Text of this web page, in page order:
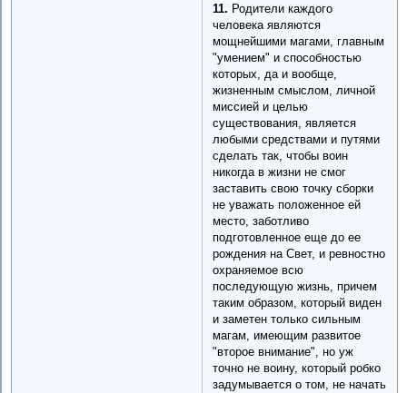
11. Родители каждого
человека являются
мощнейшими магами, главным
"умением" и способностью
которых, да и вообще,
жизненным смыслом, личной
миссией и целью
существования, является
любыми средствами и путями
сделать так, чтобы воин
никогда в жизни не смог
заставить свою точку сборки
не уважать положенное ей
место, заботливо
подготовленное еще до ее
рождения на Свет, и ревностно
охраняемое всю
последующую жизнь, причем
таким образом, который виден
и заметен только сильным
магам, имеющим развитое
"второе внимание", но уж
точно не воину, который робко
задумывается о том, не начать